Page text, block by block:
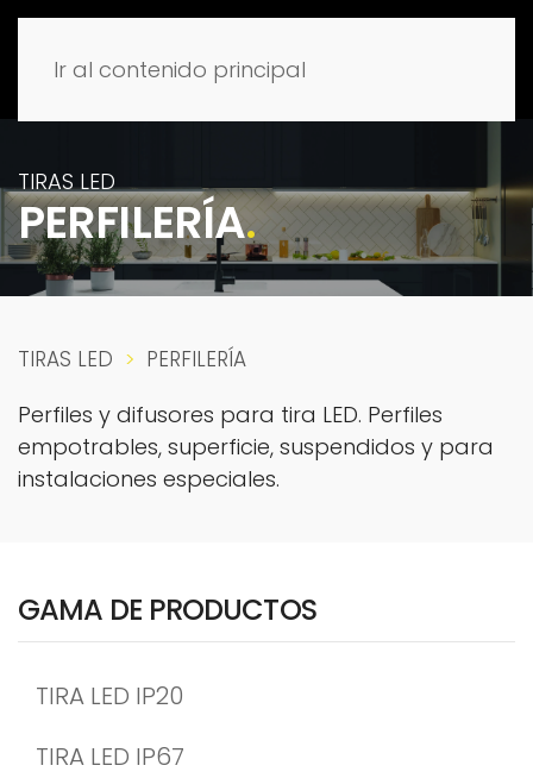
Ir al contenido principal
TIRAS LED
PERFILERÍA.
TIRAS LED PERFILERÍA
Perfiles y difusores para tira LED. Perfiles
empotrables, superficie, suspendidos y para
instalaciones especiales.
GAMA DE PRODUCTOS
TIRA LED IP20
TIRA LED IP67